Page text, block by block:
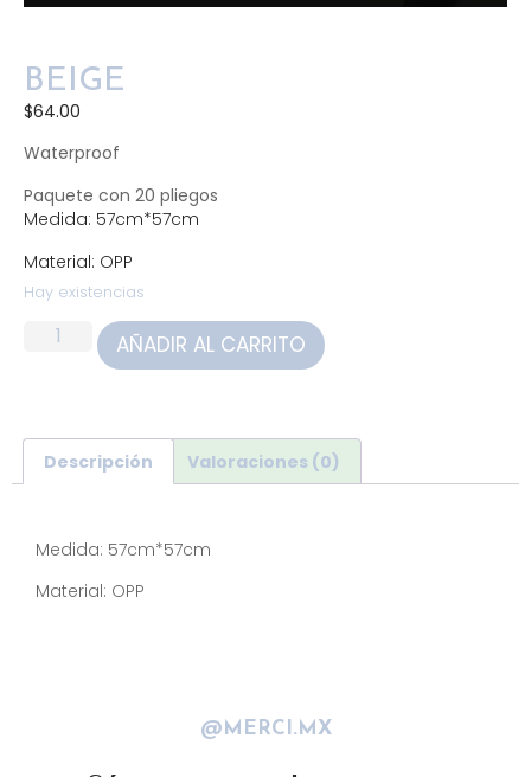
BEIGE
$64.00
Waterproof
Paquete con 20 pliegos
Medida: 57cm*57cm
Material: OPP
Hay existencias
AÑADIR AL CARRITO
Descripción Valoraciones (0)
Medida: 57cm*57cm
Material: OPP
@MERCI.MX